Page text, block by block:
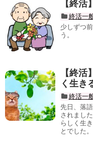
【終活
終活一
少しずつ
う。
【終
く生き
終活一
先日、落
されまし
らしく生
とでした。